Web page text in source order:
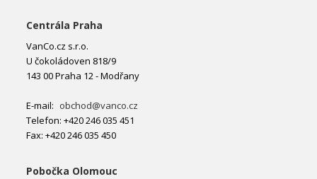
Centrála Praha
VanCo.cz s.r.o.
U čokoládoven 818/9
143 00 Praha 12 - Modřany
E-mail: obchod@vanco.cz
Telefon: +420 246 035 451
Fax: +420 246 035 450
Pobočka Olomouc